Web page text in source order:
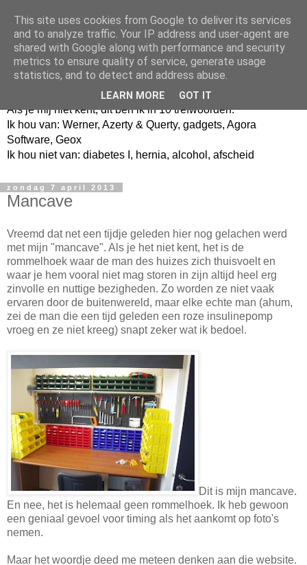
Jangeox' blog
Als je mij niet kent, dit ben ik in 10 trefwoorden.
Ik hou van: Werner, Azerty & Querty, gadgets, Agora
Software, Geox
Ik hou niet van: diabetes I, hernia, alcohol, afscheid
zondag 7 april 2013
Mancave
Vreemd dat net een tijdje geleden hier nog gelachen werd
met mijn "mancave". Als je het niet kent, het is de
rommelhoek waar de man des huizes zich thuisvoelt en
waar je hem vooral niet mag storen in zijn altijd heel erg
zinvolle en nuttige bezigheden. Zo worden ze niet vaak
ervaren door de buitenwereld, maar elke echte man (ahum,
zei de man die een tijd geleden een roze insulinepomp
vroeg en ze niet kreeg) snapt zeker wat ik bedoel.
Dit is mijn mancave.
En nee, het is helemaal geen rommelhoek. Ik heb gewoon
een geniaal gevoel voor timing als het aankomt op foto's
nemen.
Maar het woordje deed me meteen denken aan die website.
This site uses cookies from Google to deliver its services
and to analyze traffic. Your IP address and user-agent are
shared with Google along with performance and security
metrics to ensure quality of service, generate usage
statistics, and to detect and address abuse.
LEARN MORE GOT IT